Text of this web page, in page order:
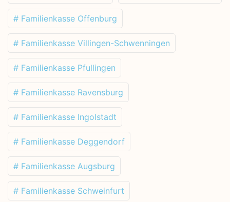
# Familienkasse Offenburg
# Familienkasse Villingen-Schwenningen
# Familienkasse Pfullingen
# Familienkasse Ravensburg
# Familienkasse Ingolstadt
# Familienkasse Deggendorf
# Familienkasse Augsburg
# Familienkasse Schweinfurt